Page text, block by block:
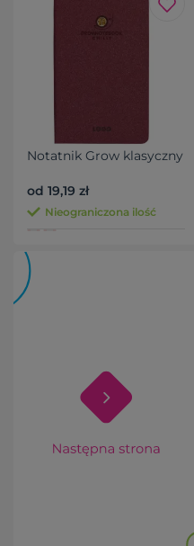
Notatnik Grow klasyczny
od 19,19 zł
Nieograniczona ilość